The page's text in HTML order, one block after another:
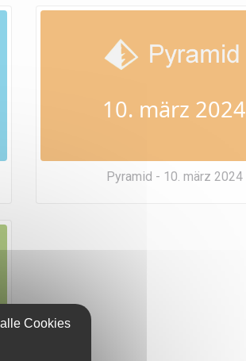
10. märz 2024
Pyramid - 10. märz 2024
Cookies